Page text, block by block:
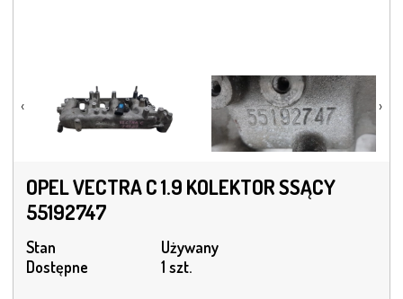
‹ ›
OPEL VECTRA C 1.9 KOLEKTOR SSĄCY
55192747
Stan
Używany
Dostępne
1 szt.